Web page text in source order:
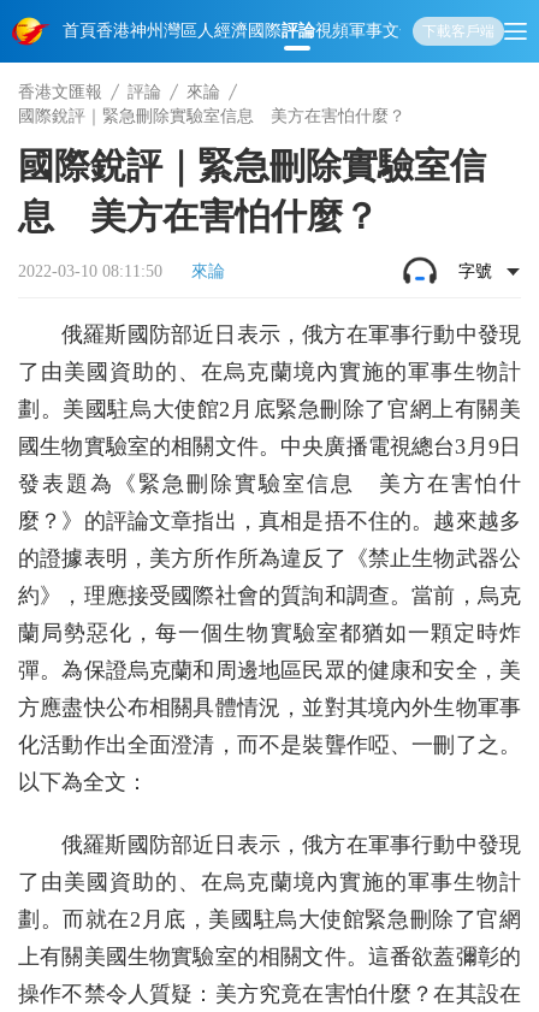
首頁香港神州 灣區人經濟國際評論視頻軍事文化 娛樂生活教育體
下載客戶端
香港文匯報 評論
來論
國際銳評｜緊急刪除實驗室信息 美方在害怕什麼？
國際銳評｜緊急刪除實驗室信
息 美方在害怕什麼？
2022-03-10 08:11:50 來論 字號
俄羅斯國防部近日表示，俄方在軍事行動中發現
了由美國資助的、在烏克蘭境內實施的軍事生物計
劃。美國駐烏大使館2月底緊急刪除了官網上有關美
國生物實驗室的相關文件。中央廣播電視總台3月9日
發表題為《緊急刪除實驗室信息 美方在害怕什
麼？》的評論文章指出，真相是捂不住的。越來越多
的證據表明，美方所作所為違反了《禁止生物武器公
約》，理應接受國際社會的質詢和調查。當前，烏克
蘭局勢惡化，每一個生物實驗室都猶如一顆定時炸
彈。為保證烏克蘭和周邊地區民眾的健康和安全，美
方應盡快公布相關具體情況，並對其境內外生物軍事
化活動作出全面澄清，而不是裝聾作啞、一刪了之。
以下為全文：
俄羅斯國防部近日表示，俄方在軍事行動中發現
了由美國資助的、在烏克蘭境內實施的軍事生物計
劃。而就在2月底，美國駐烏大使館緊急刪除了官網
上有關美國生物實驗室的相關文件。這番欲蓋彌彰的
操作不禁令人質疑：美方究竟在害怕什麼？在其設在